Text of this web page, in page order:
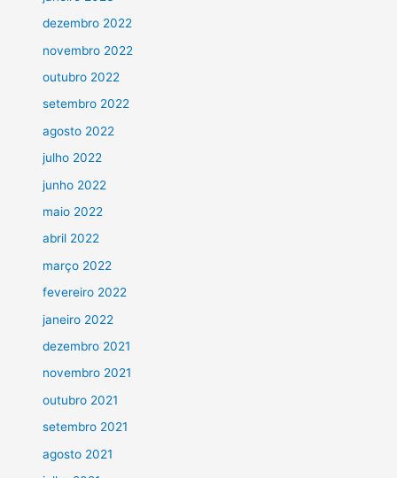
dezembro 2022
novembro 2022
outubro 2022
setembro 2022
agosto 2022
julho 2022
junho 2022
maio 2022
abril 2022
março 2022
fevereiro 2022
janeiro 2022
dezembro 2021
novembro 2021
outubro 2021
setembro 2021
agosto 2021